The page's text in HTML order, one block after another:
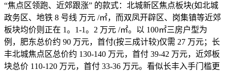
“焦点区领跑、近郊跟涨” 的款式：北城新区焦点板块(如北城
政务区、地铁 8 号线 万元 /㎡，而双凤开辟区、岗集镇等近郊
板块均价则正在 1。1-1。2 万元 /㎡。以 100㎡三房户型为
例，肥东总价约 90 万元，首付(按三成计较)仅需 27 万元；长
丰北城焦点区总价约 130-140 万元，首付 39-42 万元，近郊板
块总价 110-120 万元，首付 33-36 万元。看似长丰入手门槛更